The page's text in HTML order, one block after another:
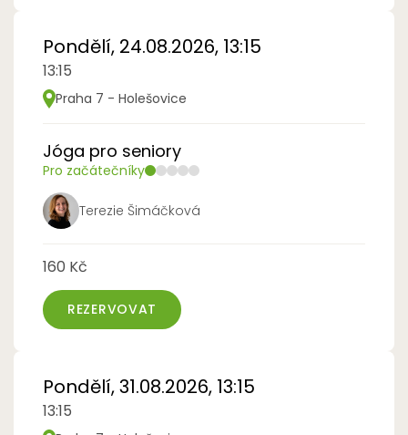
Pondělí, 24.08.2026, 13:15
13:15
Praha 7 - Holešovice
Jóga pro seniory
Pro začátečníky
Terezie Šimáčková
160 Kč
REZERVOVAT
Pondělí, 31.08.2026, 13:15
13:15